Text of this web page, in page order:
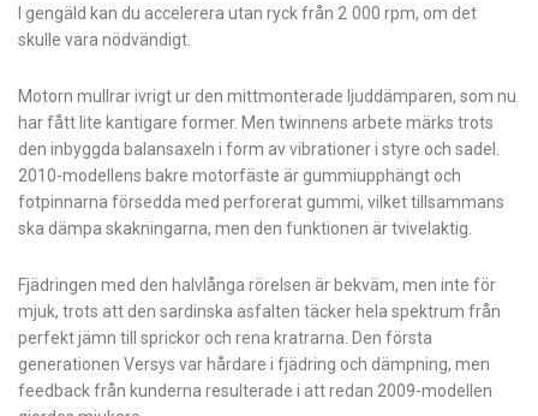
I gengäld kan du accelerera utan ryck från 2 000 rpm, om det
skulle vara nödvändigt.
Motorn mullrar ivrigt ur den mittmonterade ljuddämparen, som nu
har fått lite kantigare former. Men twinnens arbete märks trots
den inbyggda balansaxeln i form av vibrationer i styre och sadel.
2010-modellens bakre motorfäste är gummiupphängt och
fotpinnarna försedda med perforerat gummi, vilket tillsammans
ska dämpa skakningarna, men den funktionen är tvivelaktig.
Fjädringen med den halvlånga rörelsen är bekväm, men inte för
mjuk, trots att den sardinska asfalten täcker hela spektrum från
perfekt jämn till sprickor och rena kratrarna. Den första
generationen Versys var hårdare i fjädring och dämpning, men
feedback från kunderna resulterade i att redan 2009-­modellen